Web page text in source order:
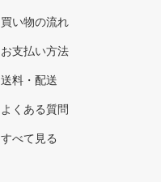
買い物の流れ
お支払い方法
送料・配送
よくある質問
すべて見る